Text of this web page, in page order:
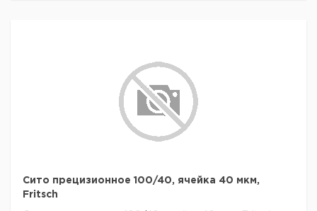
Сито прецизионное 100/40, ячейка 40 мкм,
Fritsch